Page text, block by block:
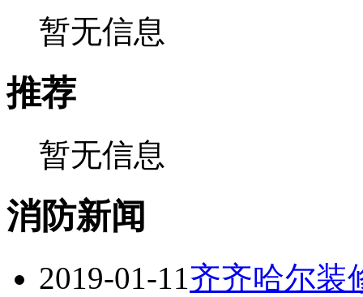
暂无信息
推荐
暂无信息
消防新闻
2019-01-11齐齐哈尔装